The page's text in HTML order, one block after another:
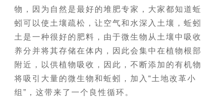
物，因为自然是最好的堆肥专家，大家都知道蚯
蚓可以使土壤疏松，让空气和水深入土壤，蚯蚓
土是一种很好的肥料，由于微生物从土壤中吸收
养分并将其存储在体内，因此会集中在植物根部
附近，以供植物吸收，因此，不断添加的有机物
将吸引大量的微生物和蚯蚓，加入“土地改革小
组”，这带来了一个良性循环。